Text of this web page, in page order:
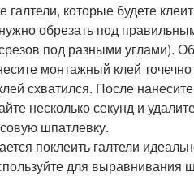
галтели, которые будете
обрезать под
под разными углами).
монтажный клей
схватился. После
несколько секунд и
шпатлевку.
поклеить галтели
для выравнивания